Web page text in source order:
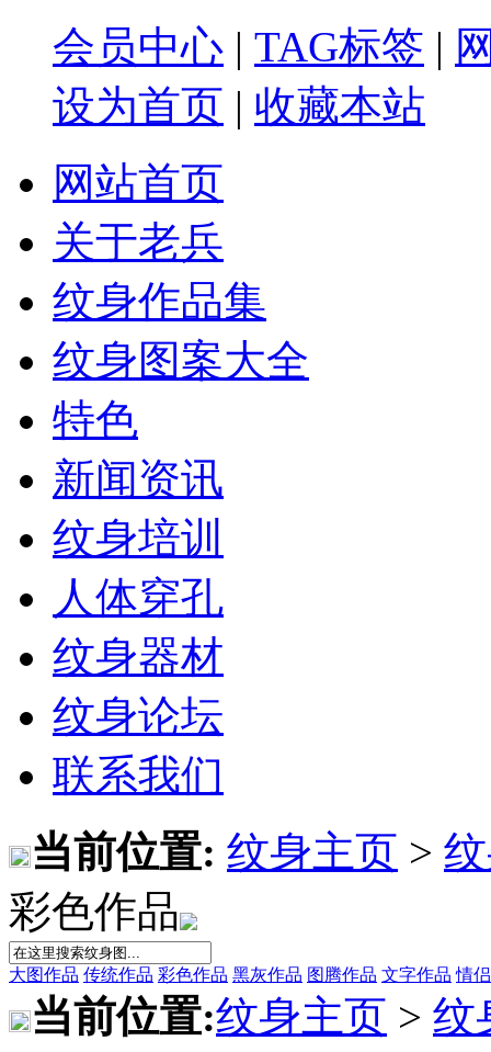
会员中心 | TAG标签 |
设为首页 | 收藏本站
网站首页
关于老兵
纹身作品集
纹身图案大全
特色
新闻资讯
纹身培训
人体穿孔
纹身器材
纹身论坛
联系我们
当前位置: 纹身主页 >
彩色作品
大图作品 传统作品 彩色作品 黑灰作品 图腾作品 文字作品 情
当前位置:纹身主页 > 纹